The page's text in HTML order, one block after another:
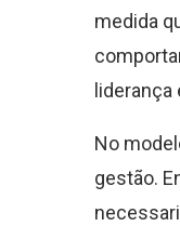
medida
liderança
No
gestão.